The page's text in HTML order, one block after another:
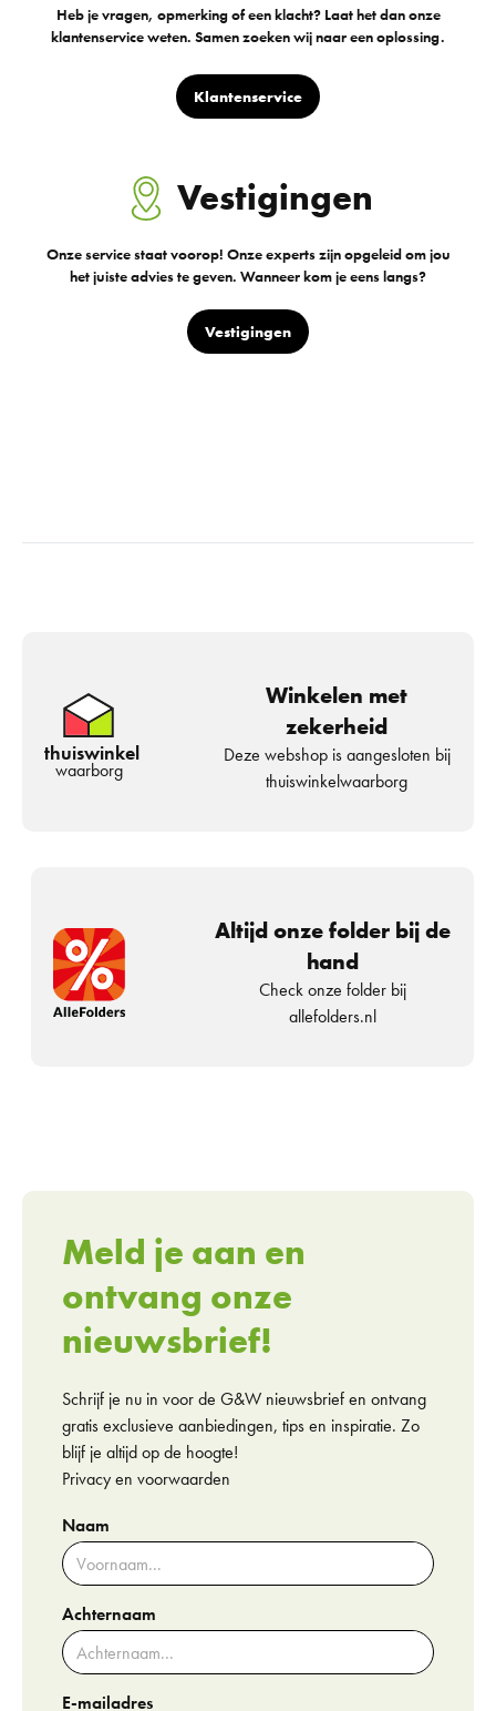
Heb je vragen, opmerking of een klacht? Laat het dan onze
klantenservice weten. Samen zoeken wij naar een oplossing.
Klantenservice
Vestigingen
Onze service staat voorop! Onze experts zijn opgeleid om jou
het juiste advies te geven. Wanneer kom je eens langs?
Vestigingen
thuiswinkel
waarborg
Winkelen met
zekerheid
Deze webshop is aangesloten bij
thuiswinkelwaarborg
Altijd onze folder bij de
hand
Check onze folder bij
allefolders.nl
Meld je aan en
ontvang onze
nieuwsbrief!
Schrijf je nu in voor de G&W nieuwsbrief en ontvang
gratis exclusieve aanbiedingen, tips en inspiratie. Zo
blijf je altijd op de hoogte!
Privacy en voorwaarden
Naam
Achternaam
E-mailadres